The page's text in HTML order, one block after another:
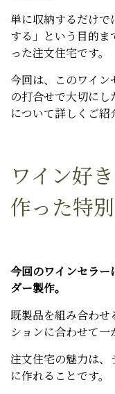
単に収納するだけで
する」という目的
った注文住宅です。
今回は、このワイン
の打合せで大切に
について詳しくご紹
ワイン好
作った特
今回のワインセラー
ダー製作。
既製品を組み合わせ
ションに合わせて一
注文住宅の魅力は、
に作れることです。